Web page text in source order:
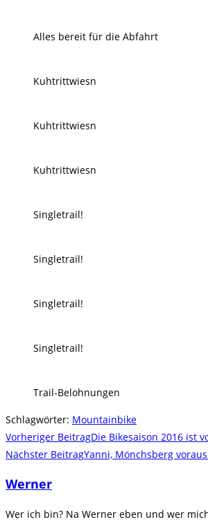
Alles bereit für die Abfahrt
Kuhtrittwiesn
Kuhtrittwiesn
Kuhtrittwiesn
Singletrail!
Singletrail!
Singletrail!
Singletrail!
Trail-Belohnungen
Schlagwörter: Mountainbike
Weitere
Artikel
ansehen
Vorheriger BeitragDie Bikesaison 2016 ist
Nächster BeitragYanni, Mönchsberg
Werner
Wer ich bin? Na Werner eben und wer